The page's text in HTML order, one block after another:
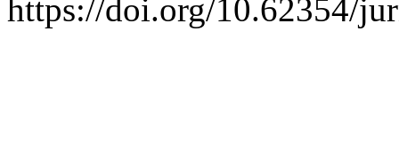
https://doi.org/10.62354/